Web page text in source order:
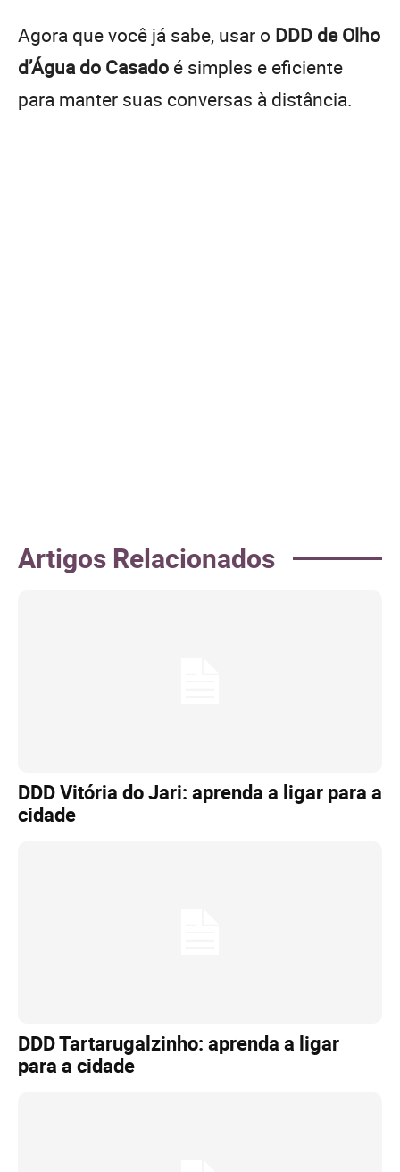
Agora que você já sabe, usar o DDD de Olho
d’Água do Casado é simples e eficiente
para manter suas conversas à distância.
Artigos Relacionados
DDD Vitória do Jari: aprenda a ligar para a
cidade
DDD Tartarugalzinho: aprenda a ligar
para a cidade